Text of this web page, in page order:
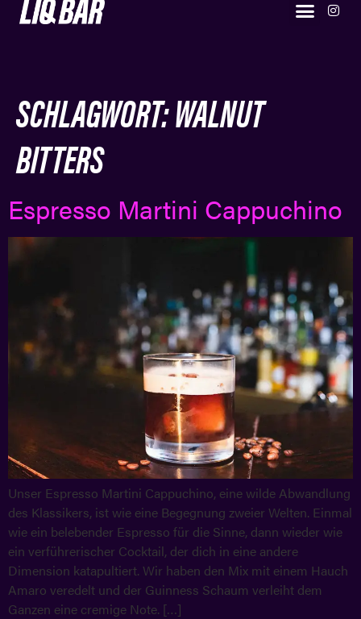
SCHLAGWORT:WALNUT
BITTERS
Espresso Martini Cappuchino
Unser Espresso Martini Cappuchino, eine wilde Abwandlung
des Klassikers, ist wie eine Begegnung zweier Welten. Einmal
wie ein belebender Espresso für die Sinne, dann wieder wie
ein verführerischer Cocktail, der dich in eine andere
Dimension katapultiert. Wir haben den Mix mit einem Hauch
Amaro veredelt und der Guinness Schaum verleiht dem
Ganzen eine cremige Note. […]